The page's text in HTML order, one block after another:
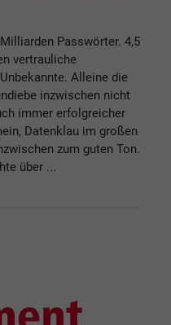
Passwörter. 4,5
vertrauliche
Alleine die
inzwischen nicht
immer erfolgreicher
Datenklau im großen
zum guten Ton.
über ...